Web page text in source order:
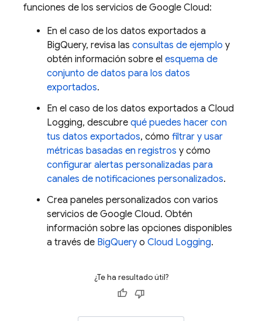
funciones de los servicios de Google Cloud:
En el caso de los datos exportados a
BigQuery, revisa las consultas de ejemplo y
obtén información sobre el esquema de
conjunto de datos para los datos
exportados.
En el caso de los datos exportados a Cloud
Logging, descubre qué puedes hacer con
tus datos exportados, cómo filtrar y usar
métricas basadas en registros y cómo
configurar alertas personalizadas para
canales de notificaciones personalizados.
Crea paneles personalizados con varios
servicios de Google Cloud. Obtén
información sobre las opciones disponibles
a través de BigQuery o Cloud Logging.
¿Te ha resultado útil?